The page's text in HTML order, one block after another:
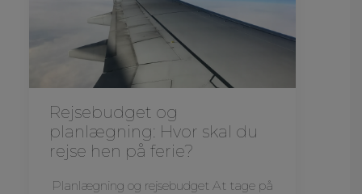
Rejsebudget og
planlægning: Hvor skal du
rejse hen på ferie?
Planlægning og rejsebudget At tage på